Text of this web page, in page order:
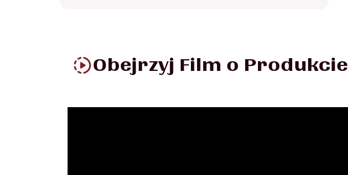
Obejrzyj Film o Produkcie